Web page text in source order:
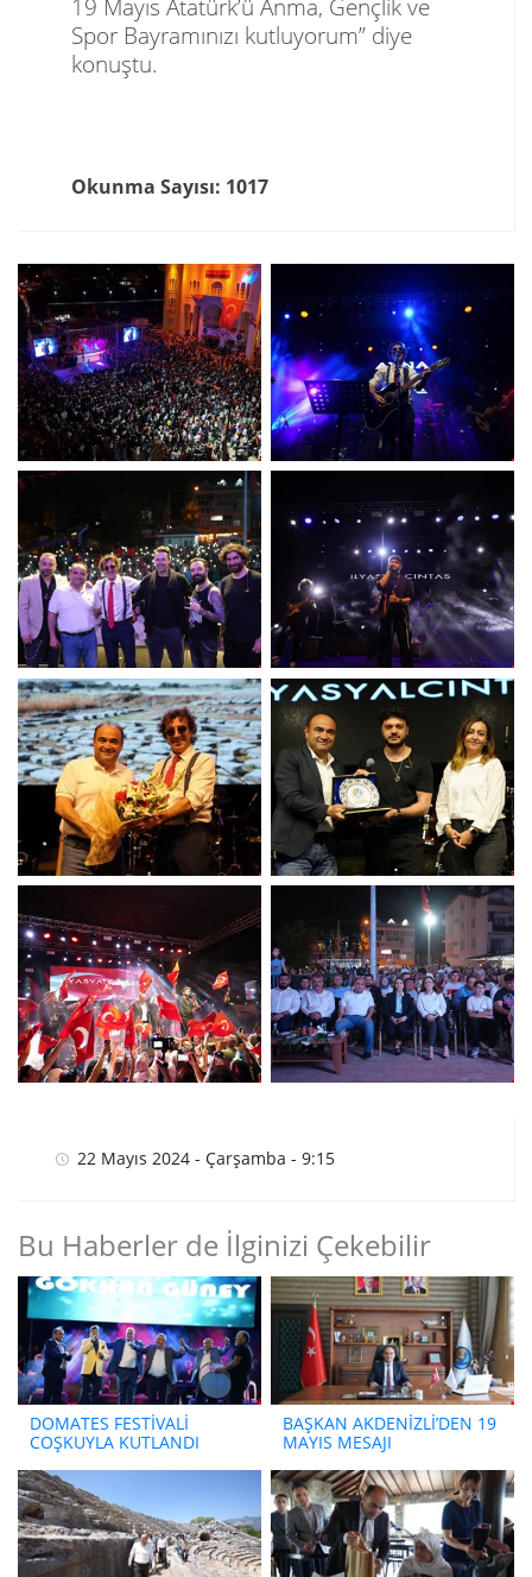
19 Mayıs Atatürk’ü Anma, Gençlik ve
Spor Bayramınızı kutluyorum” diye
konuştu.
Okunma Sayısı: 1017
22 Mayıs 2024 - Çarşamba - 9:15
Bu Haberler de İlginizi Çekebilir
DOMATES FESTİVALİ
COŞKUYLA KUTLANDI
BAŞKAN AKDENİZLİ’DEN 19
MAYIS MESAJI